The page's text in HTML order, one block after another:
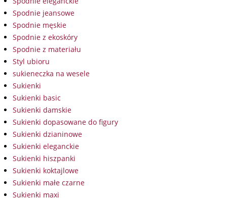
Spodnie jeansowe
Spodnie męskie
Spodnie z ekoskóry
Spodnie z materiału
Styl ubioru
sukieneczka na wesele
Sukienki
Sukienki basic
Sukienki damskie
Sukienki dopasowane do figury
Sukienki dzianinowe
Sukienki eleganckie
Sukienki hiszpanki
Sukienki koktajlowe
Sukienki małe czarne
Sukienki maxi